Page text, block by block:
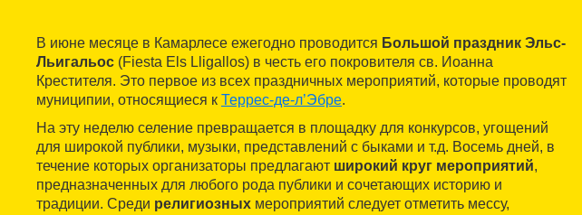
В июне месяце в Камарлесе ежегодно проводится Большой праздник Эльс-
Льигальос (Fiesta Els Lligallos) в честь его покровителя св. Иоанна
Крестителя. Это первое из всех праздничных мероприятий, которые проводят
муниципии, относящиеся к Террес-де-л’Эбре.
На эту неделю селение превращается в площадку для конкурсов, угощений
для широкой публики, музыки, представлений с быками и т.д. Восемь дней, в
течение которых организаторы предлагают широкий круг мероприятий,
предназначенных для любого рода публики и сочетающих историю и
традиции. Среди религиозных мероприятий следует отметить мессу,